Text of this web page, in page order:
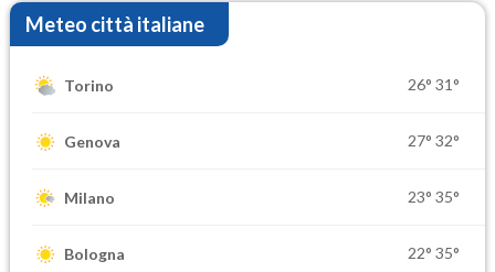
Meteo città italiane
Torino 26° 31°
Genova 27° 32°
Milano 23° 35°
Bologna 22° 35°